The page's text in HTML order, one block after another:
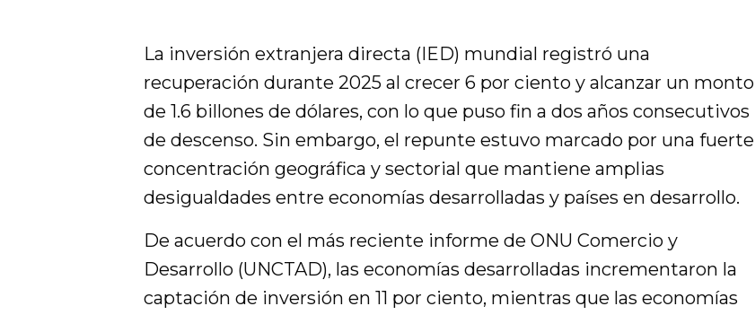
La inversión extranjera directa (IED) mundial registró una
recuperación durante 2025 al crecer 6 por ciento y alcanzar un monto
de 1.6 billones de dólares, con lo que puso fin a dos años consecutivos
de descenso. Sin embargo, el repunte estuvo marcado por una fuerte
concentración geográfica y sectorial que mantiene amplias
desigualdades entre economías desarrolladas y países en desarrollo.
De acuerdo con el más reciente informe de ONU Comercio y
Desarrollo (UNCTAD), las economías desarrolladas incrementaron la
captación de inversión en 11 por ciento, mientras que las economías